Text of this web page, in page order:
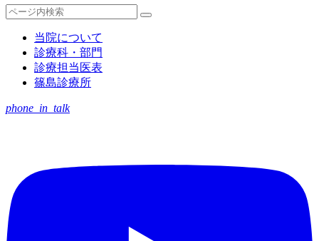
検
検
当院について
診療科・部門
診療担当医表
篠島診療所
phone_in_talk